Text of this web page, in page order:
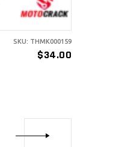
$34.00
SKU: THMK000159